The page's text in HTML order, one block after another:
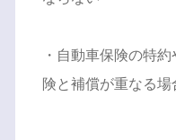
・自動車保険の特
険と補償が重なる場